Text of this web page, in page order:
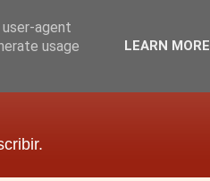
agent
usage
LEARN MORE